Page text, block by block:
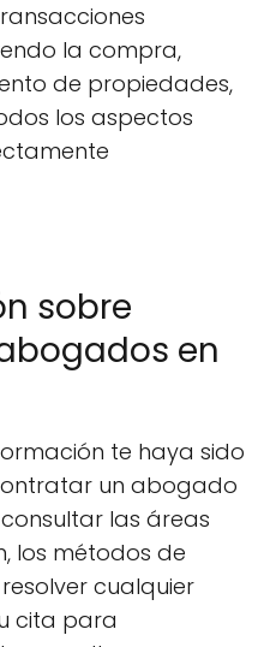
la compra,
de propiedades,
los aspectos
sobre
en
te haya sido
un abogado
las áreas
los métodos de
cualquier
cita para